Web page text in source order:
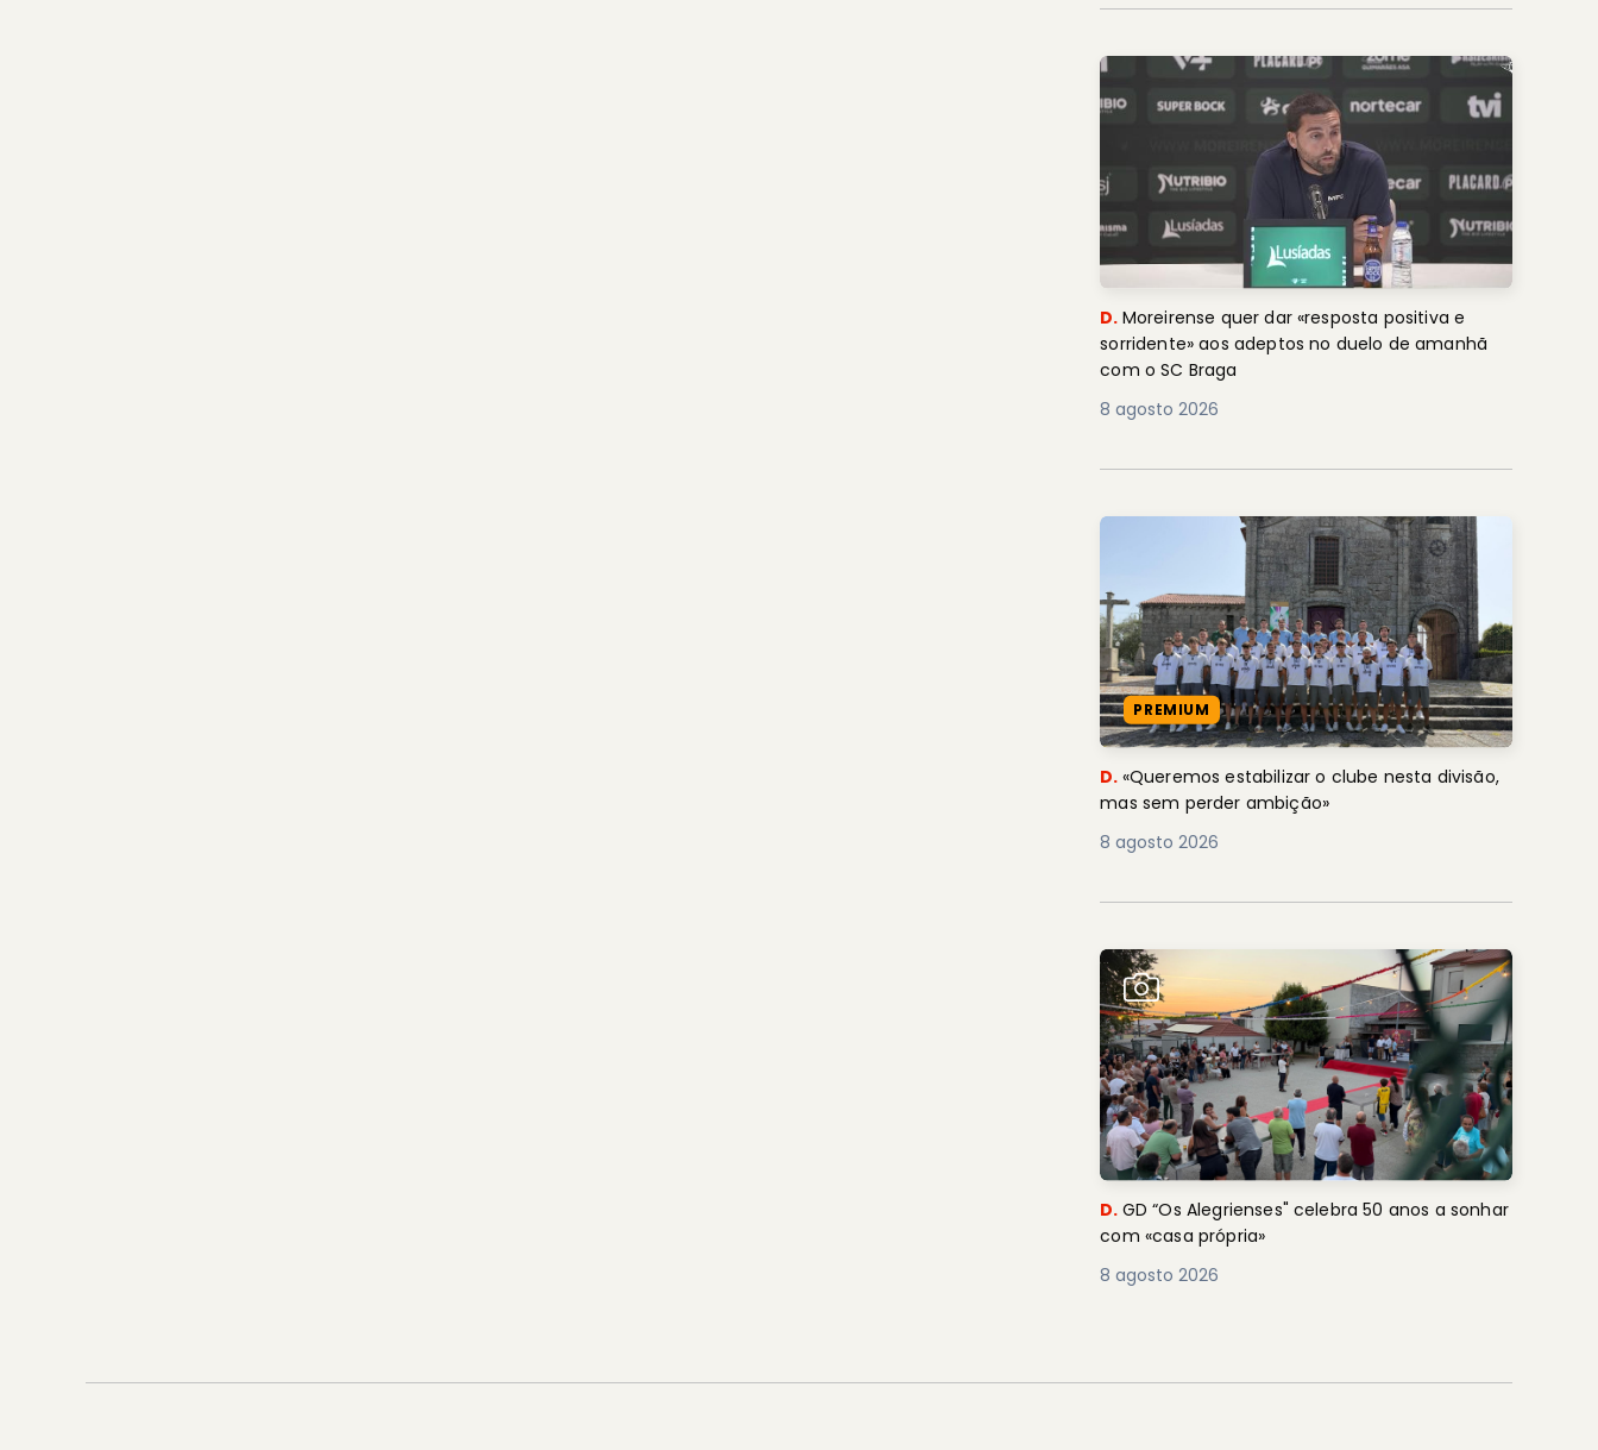
D. Moreirense quer dar «resposta positiva e
sorridente» aos adeptos no duelo de amanhã
com o SC Braga
8 agosto 2026
PREMIUM
D. «Queremos estabilizar o clube nesta divisão,
mas sem perder ambição»
8 agosto 2026
D. GD “Os Alegrienses" celebra 50 anos a sonhar
com «casa própria»
8 agosto 2026